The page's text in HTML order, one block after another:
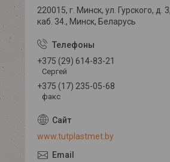
220015, г. Минск, ул. Гурского, д. 3,
каб. 34., Минск, Беларусь
+375 (29) 614-83-21
Сергей
+375 (17) 235-05-68
факс
www.tutplastmet.by